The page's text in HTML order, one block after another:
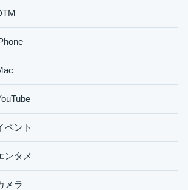
ベント
ンタメ
メラ